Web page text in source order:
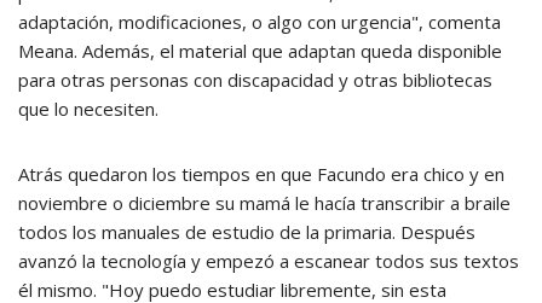
adaptación, modificaciones, o algo con urgencia", comenta
Meana. Además, el material que adaptan queda disponible
para otras personas con discapacidad y otras bibliotecas
que lo necesiten.
Atrás quedaron los tiempos en que Facundo era chico y en
noviembre o diciembre su mamá le hacía transcribir a braile
todos los manuales de estudio de la primaria. Después
avanzó la tecnología y empezó a escanear todos sus textos
él mismo. "Hoy puedo estudiar libremente, sin esta